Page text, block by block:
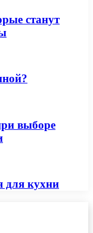
станут
выборе
для кухни